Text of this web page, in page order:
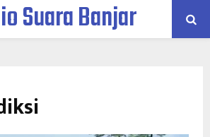
Suara Banjar